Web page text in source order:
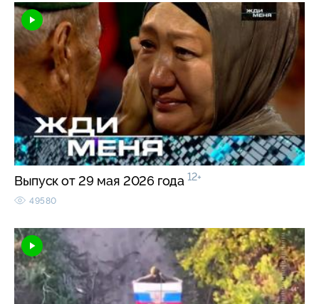
Выпуск от 29 мая 2026 года 12+
49580